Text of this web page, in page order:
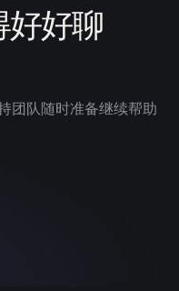
好聊
团队随时准备继续帮助